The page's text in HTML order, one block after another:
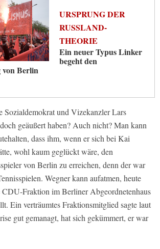
URSPRUNG DER
RUSSLAND-
THEORIE
Ein neuer Typus Linker
begeht den
von Berlin
Sozialdemokrat und Vizekanzler Lars
geäußert haben? Auch nicht? Man kann
dass ihm, wenn er sich bei Kai
wohl kaum geglückt wäre, den
von Berlin zu erreichen, denn der war
Wegner kann aufatmen, heute
Fraktion im Berliner Abgeordnetenhaus
Ein verträumtes Fraktionsmitglied sagte laut
gut gemanagt, hat sich gekümmert, er war